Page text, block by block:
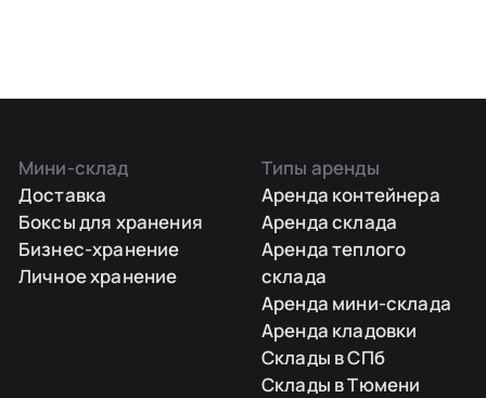
Мини-склад
Доставка
Боксы для хранения
Бизнес-хранение
Личное хранение
Типы аренды
Аренда контейнера
Аренда склада
Аренда теплого
склада
Аренда мини-склада
Аренда кладовки
Склады в СПб
Склады в Тюмени